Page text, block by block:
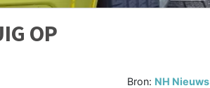
OP
Bron: NH Nieuws